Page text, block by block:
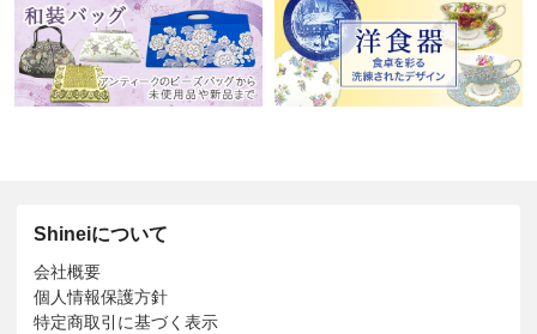
Shineiについて
会社概要
個人情報保護方針
特定商取引に基づく表示